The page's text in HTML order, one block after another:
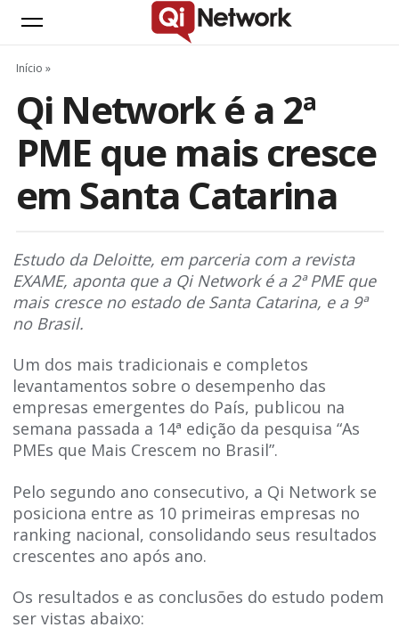
Início »
Qi Network é a 2ª
PME que mais cresce
em Santa Catarina
Estudo da Deloitte, em parceria com a revista
EXAME, aponta que a Qi Network é a 2ª PME que
mais cresce no estado de Santa Catarina, e a 9ª
no Brasil.
Um dos mais tradicionais e completos
levantamentos sobre o desempenho das
empresas emergentes do País, publicou na
semana passada a 14ª edição da pesquisa “As
PMEs que Mais Crescem no Brasil”.
Pelo segundo ano consecutivo, a Qi Network se
posiciona entre as 10 primeiras empresas no
ranking nacional, consolidando seus resultados
crescentes ano após ano.
Os resultados e as conclusões do estudo podem
ser vistas abaixo: